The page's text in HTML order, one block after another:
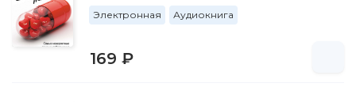
Электронная Аудиокнига
169 ₽